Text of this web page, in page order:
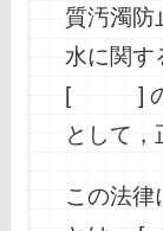
質汚濁防
水に関す
[ ] の中
として，
この法律